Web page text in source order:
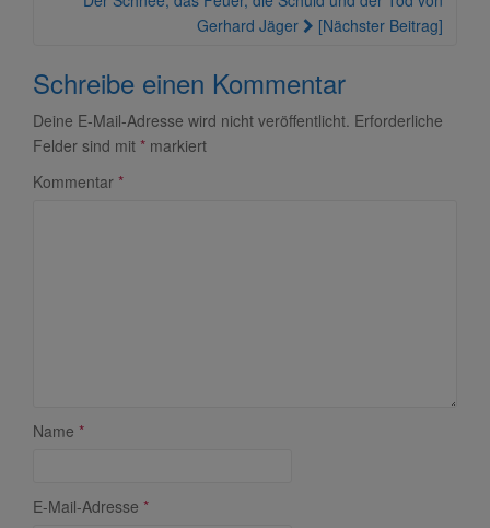
Gerhard Jäger
[Nächster Beitrag]
Schreibe einen Kommentar
Deine E-Mail-Adresse wird nicht veröffentlicht. Erforderliche
Felder sind mit * markiert
Kommentar *
Name *
E-Mail-Adresse *